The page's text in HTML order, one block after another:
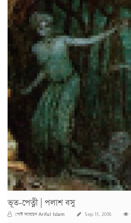
ভূত-পেত্নী | পলাশ বসু
পোস্ট করেছেনAriful Islam Sep 11, 2018